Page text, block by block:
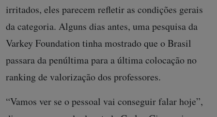
irritados, eles parecem refletir as condições gerais
da categoria. Alguns dias antes, uma pesquisa da
Varkey Foundation tinha mostrado que o Brasil
passara da penúltima para a última colocação no
ranking de valorização dos professores.
“Vamos ver se o pessoal vai conseguir falar hoje”,